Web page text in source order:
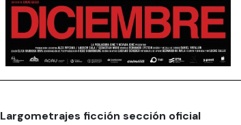
Largometrajes ficción sección oficial